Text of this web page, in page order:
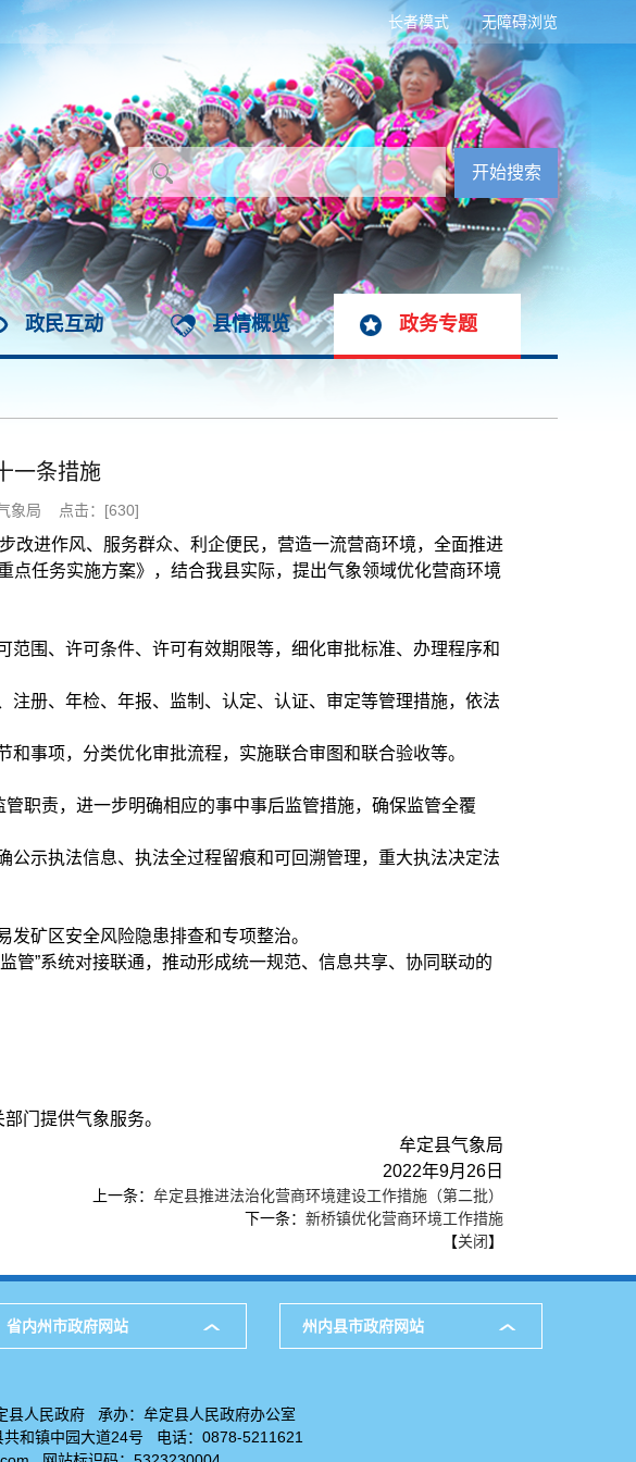
无障碍浏览
长者模式
政民互动 县情概览 政务专题
一条措施
象局 点击：[630]
改进作风、服务群众、利企便民，营造一流营商环境，全面推进
点任务实施方案》，结合我县实际，提出气象领域优化营商环境
围、许可条件、许可有效期限等，细化审批标准、办理程序和
册、年检、年报、监制、认定、认证、审定等管理措施，依法
事项，分类优化审批流程，实施联合审图和联合验收等。
职责，进一步明确相应的事中事后监管措施，确保监管全覆
示执法信息、执法全过程留痕和可回溯管理，重大执法决定法
矿区安全风险隐患排查和专项整治。
管”系统对接联通，推动形成统一规范、信息共享、协同联动的
门提供气象服务。
牟定县气象局
2022年9月26日
上一条： 牟定县推进法治化营商环境建设工作措施（第二批）
下一条： 新桥镇优化营商环境工作措施
【关闭】
省内州市政府网站 州内县市政府网站
县人民政府 承办：牟定县人民政府办公室
共和镇中园大道24号 电话：0878-5211621